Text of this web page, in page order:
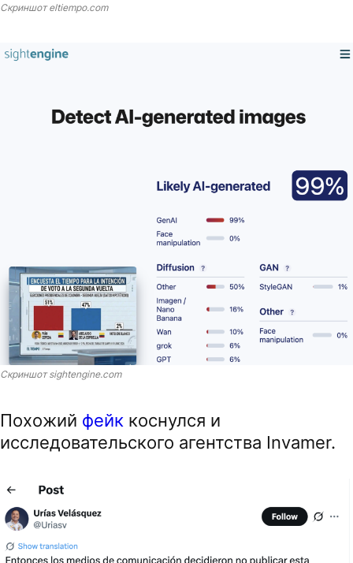
Скриншот eltiempo.com
Скриншот sightengine.com
Похожий фейк коснулся и
исследовательского агентства Invamer.